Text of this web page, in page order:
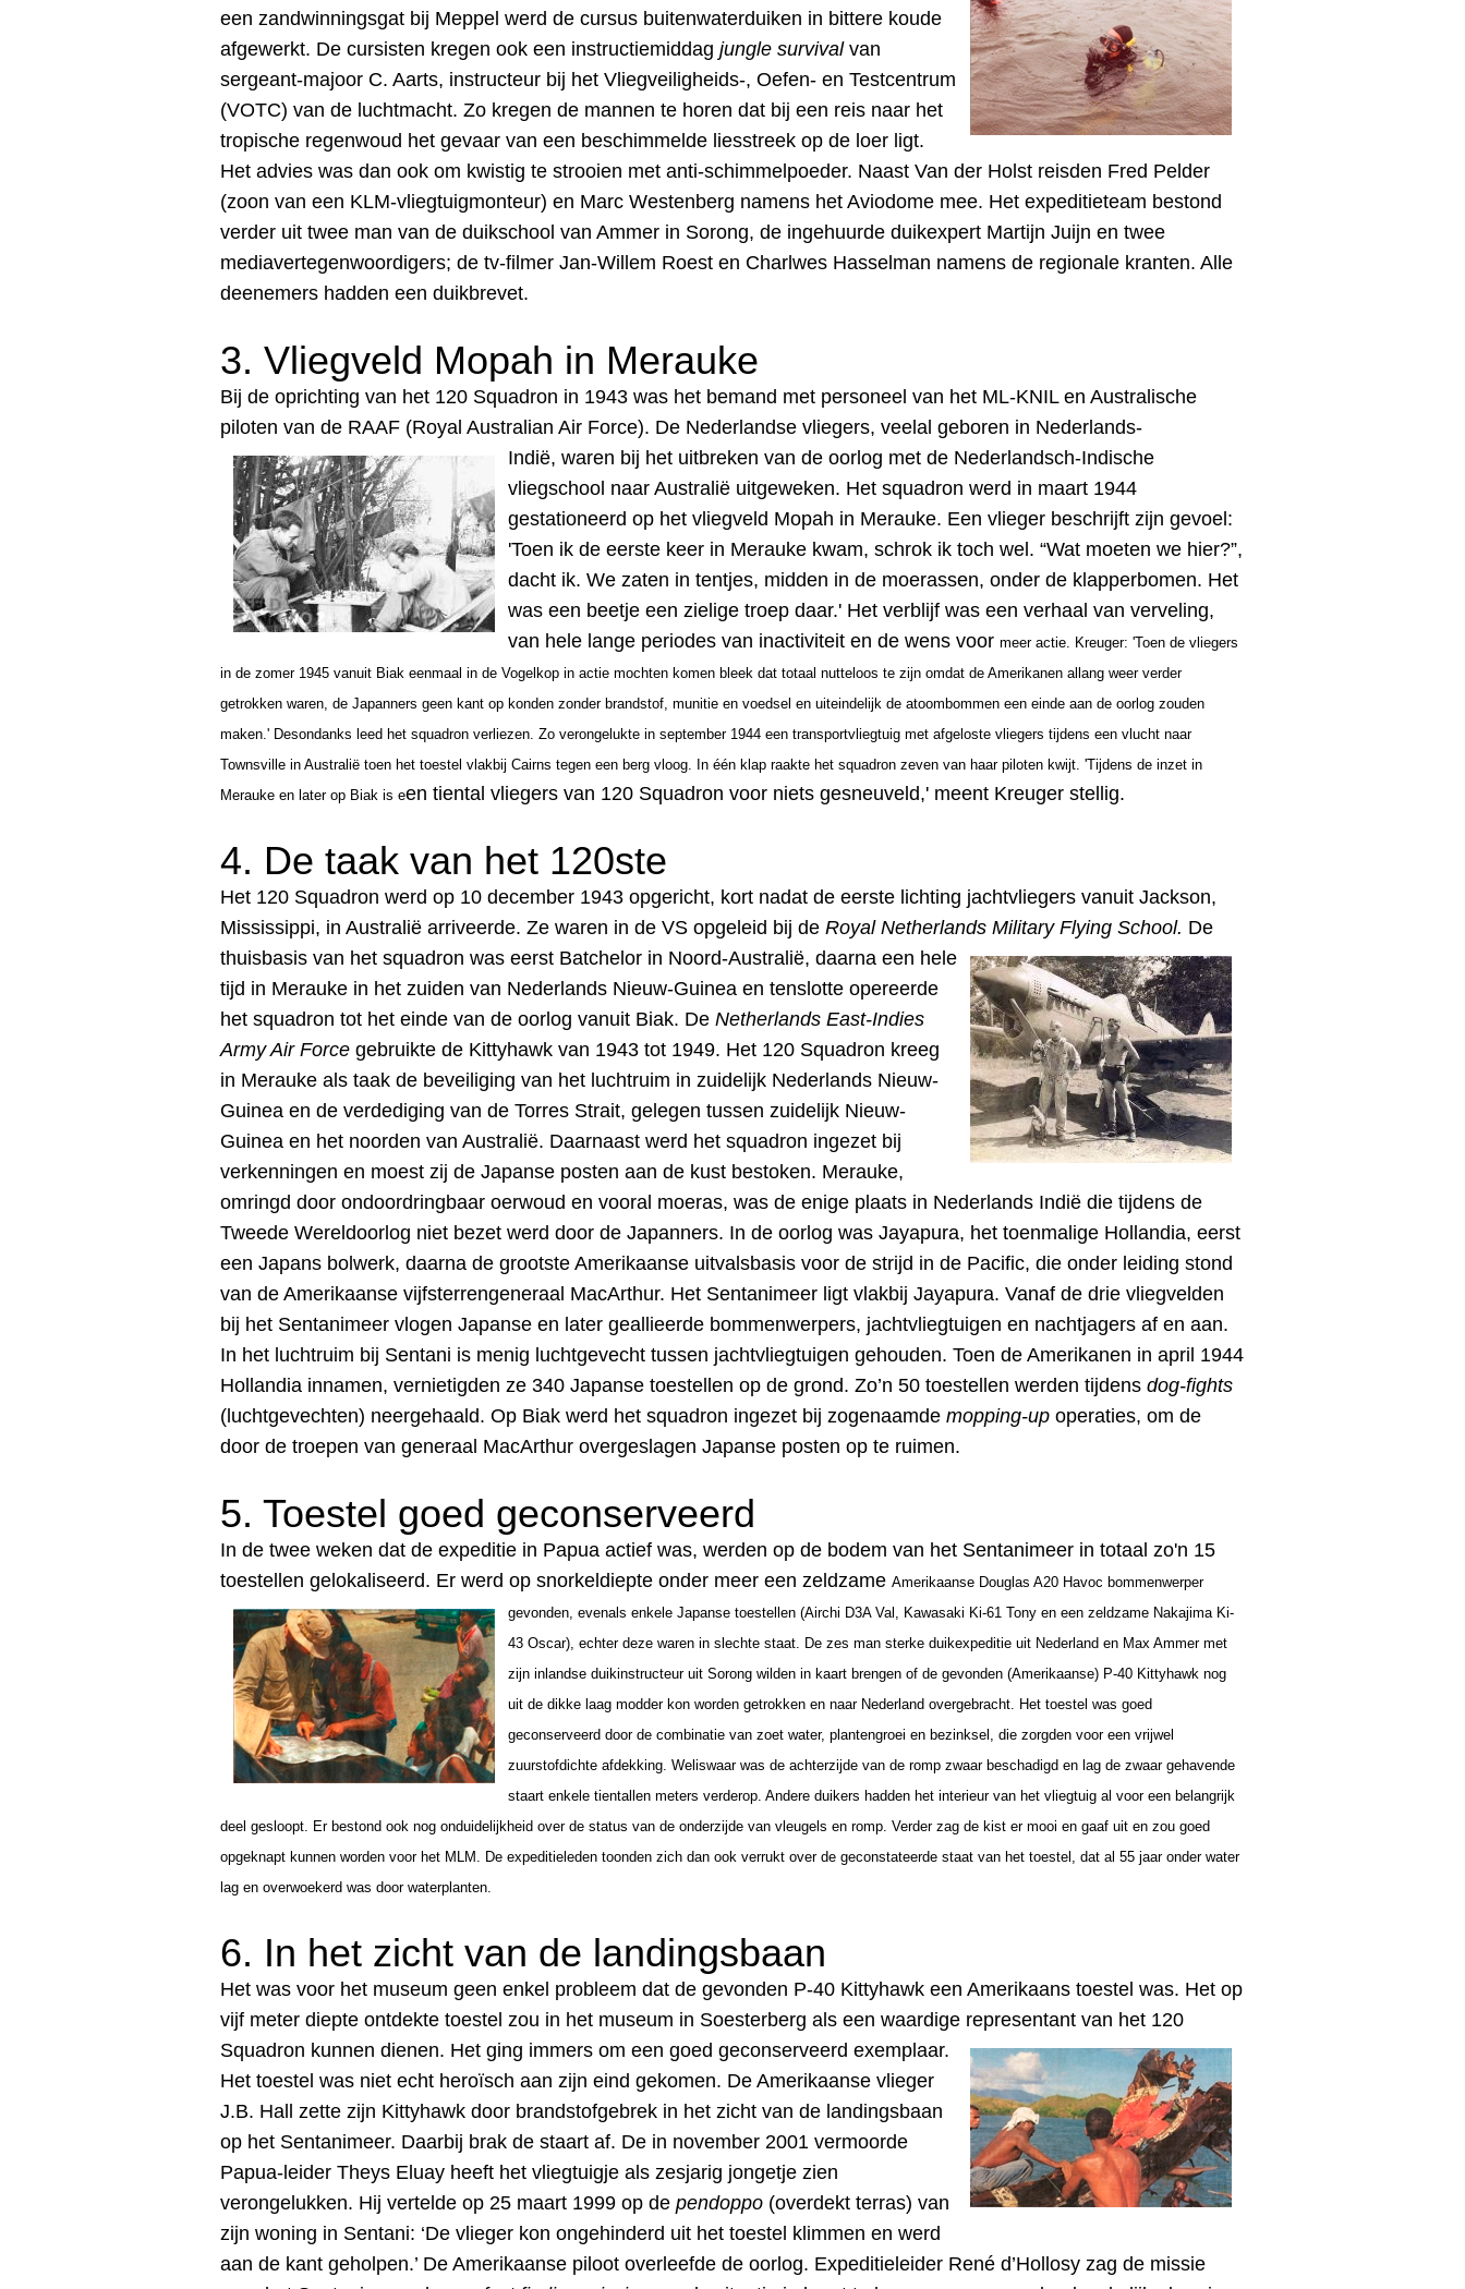
een zandwinningsgat bij Meppel werd de cursus buitenwaterduiken in bittere koude
afgewerkt. De cursisten kregen ook een instructiemiddag jungle survivalvan
sergeant-majoor C. Aarts, instructeur bij het Vliegveiligheids-, Oefen- en Testcentrum
(VOTC) van de luchtmacht. Zo kregen de mannen te horen dat bij een reis naar het
tropische regenwoud het gevaar van een beschimmelde liesstreek op de loer ligt.
Het advies was dan ook om kwistig te strooien met anti-schimmelpoeder. Naast Van der Holst reisden Fred Pelder
(zoon van een KLM-vliegtuigmonteur) en Marc Westenberg namens het Aviodome mee. Het expeditieteam bestond
verder uit twee man van de duikschool van Ammer in Sorong, de ingehuurde duikexpert Martijn Juijn en twee
mediavertegenwoordigers; de tv-filmer Jan-Willem Roest en Charlwes Hasselman namens de regionale kranten. Alle
deenemers hadden een duikbrevet.
3. Vliegveld Mopah in Merauke
Bij de oprichting van het 120 Squadron in 1943 was het bemand met personeel van het ML-KNIL en Australische
piloten van de RAAF (Royal Australian Air Force). De Nederlandse vliegers, veelal geboren in Nederlands-
Indië, waren bij het uitbreken van de oorlog met de Nederlandsch-Indische
vliegschool naar Australië uitgeweken. Het squadron werd in maart 1944
gestationeerd op het vliegveld Mopah in Merauke. Een vlieger beschrijft zijn gevoel:
'Toen ik de eerste keer in Merauke kwam, schrok ik toch wel. “Wat moeten we hier?”,
dacht ik. We zaten in tentjes, midden in de moerassen, onder de klapperbomen. Het
was een beetje een zielige troep daar.' Het verblijf was een verhaal van verveling,
van hele lange periodes van inactiviteit en de wens voor meer actie. Kreuger: 'Toen de vliegers
in de zomer 1945 vanuit Biak eenmaal in de Vogelkop in actie mochten komen bleek dat totaal nutteloos te zijn omdat de Amerikanen allang weer verder
getrokken waren, de Japanners geen kant op konden zonder brandstof, munitie en voedsel en uiteindelijk de atoombommen een einde aan de oorlog zouden
maken.' Desondanks leed het squadron verliezen. Zo verongelukte in september 1944 een transportvliegtuig met afgeloste vliegers tijdens een vlucht naar
Townsville in Australië toen het toestel vlakbij Cairns tegen een berg vloog. In één klap raakte het squadron zeven van haar piloten kwijt. 'Tijdens de inzet in
Merauke en later op Biak is een tiental vliegers van 120 Squadron voor niets gesneuveld,' meent Kreuger stellig.
4. De taak van het 120ste
Het 120 Squadron werd op 10 december 1943 opgericht, kort nadat de eerste lichting jachtvliegers vanuit Jackson,
Mississippi, in Australië arriveerde. Ze waren in de VS opgeleid bij de Royal Netherlands Military Flying School. De
thuisbasis van het squadron was eerst Batchelor in Noord-Australië, daarna een hele
tijd in Merauke in het zuiden van Nederlands Nieuw-Guinea en tenslotte opereerde
het squadron tot het einde van de oorlog vanuit Biak. De Netherlands East-Indies
Army Air Force gebruikte de Kittyhawk van 1943 tot 1949. Het 120 Squadron kreeg
in Merauke als taak de beveiliging van het luchtruim in zuidelijk Nederlands Nieuw-
Guinea en de verdediging van de Torres Strait, gelegen tussen zuidelijk Nieuw-
Guinea en het noorden van Australië. Daarnaast werd het squadron ingezet bij
verkenningen en moest zij de Japanse posten aan de kust bestoken. Merauke,
omringd door ondoordringbaar oerwoud en vooral moeras, was de enige plaats in Nederlands Indië die tijdens de
Tweede Wereldoorlog niet bezet werd door de Japanners. In de oorlog was Jayapura, het toenmalige Hollandia, eerst
een Japans bolwerk, daarna de grootste Amerikaanse uitvalsbasis voor de strijd in de Pacific, die onder leiding stond
van de Amerikaanse vijfsterrengeneraal MacArthur. Het Sentanimeer ligt vlakbij Jayapura. Vanaf de drie vliegvelden
bij het Sentanimeer vlogen Japanse en later geallieerde bommenwerpers, jachtvliegtuigen en nachtjagers af en aan.
In het luchtruim bij Sentani is menig luchtgevecht tussen jachtvliegtuigen gehouden. Toen de Amerikanen in april 1944
Hollandia innamen, vernietigden ze 340 Japanse toestellen op de grond. Zo’n 50 toestellen werden tijdens dog-fights
(luchtgevechten) neergehaald. Op Biak werd het squadron ingezet bij zogenaamde mopping-up operaties, om de
door de troepen van generaal MacArthur overgeslagen Japanse posten op te ruimen.
5. Toestel goed geconserveerd
In de twee weken dat de expeditie in Papua actief was, werden op de bodem van het Sentanimeer in totaal zo'n 15
toestellen gelokaliseerd. Er werd op snorkeldiepte onder meer een zeldzame Amerikaanse Douglas A20 Havoc bommenwerper
gevonden, evenals enkele Japanse toestellen (Airchi D3A Val, Kawasaki Ki-61 Tony en een zeldzame Nakajima Ki-
43 Oscar), echter deze waren in slechte staat.
De zes man sterke duikexpeditie uit Nederland en Max Ammer met
zijn inlandse duikinstructeur uit Sorong wilden in kaart brengen of de gevonden (Amerikaanse) P-40 Kittyhawk nog
uit de dikke laag modder kon worden getrokken en naar Nederland overgebracht. Het toestel was goed
geconserveerd door de combinatie van zoet water, plantengroei en bezinksel, die zorgden voor een vrijwel
zuurstofdichte afdekking. Weliswaar was de achterzijde van de romp zwaar beschadigd en lag de zwaar gehavende
staart enkele tientallen meters verderop. Andere duikers hadden het interieur van het vliegtuig al voor een belangrijk
deel gesloopt. Er bestond ook nog onduidelijkheid over de status van de onderzijde van vleugels en romp. Verder zag de kist er mooi en gaaf uit en zou goed
opgeknapt kunnen worden voor het MLM. De expeditieleden toonden zich dan ook verrukt over de geconstateerde staat van het toestel, dat al 55 jaar onder water
lag en overwoekerd was door waterplanten.
6. In het zicht van de landingsbaan
Het was voor het museum geen enkel probleem dat de gevonden P-40 Kittyhawk een Amerikaans toestel was. Het op
vijf meter diepte ontdekte toestel zou in het museum in Soesterberg als een waardige representant van het 120
Squadron kunnen dienen. Het ging immers om een goed geconserveerd exemplaar.
Het toestel was niet echt heroïsch aan zijn eind gekomen. De Amerikaanse vlieger
J.B. Hall zette zijn Kittyhawk door brandstofgebrek in het zicht van de landingsbaan
op het Sentanimeer. Daarbij brak de staart af. De in november 2001 vermoorde
Papua-leider Theys Eluay heeft het vliegtuigje als zesjarig jongetje zien
verongelukken. Hij vertelde op 25 maart 1999 op de pendoppo (overdekt terras) van
zijn woning in Sentani: ‘De vlieger kon ongehinderd uit het toestel klimmen en werd
aan de kant geholpen.’ De Amerikaanse piloot overleefde de oorlog. Expeditieleider René d’Hollosy zag de missie